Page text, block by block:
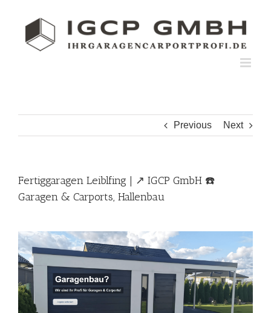
Previous Next
Fertiggaragen Leiblfing | ↗️ IGCP GmbH ☎️
Garagen & Carports, Hallenbau